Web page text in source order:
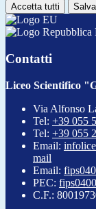
Accetta tutti
Contatti
Liceo Scientifico
Via Alfonso
Tel: +39 055
Tel: +39 055
Email:
mail
Email:
PEC:
C.F.: